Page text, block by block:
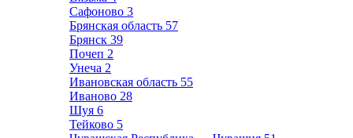
Сафоново 3
Брянская область 57
Брянск 39
Почеп 2
Унеча 2
Ивановская область 55
Иваново 28
Шуя 6
Тейково 5